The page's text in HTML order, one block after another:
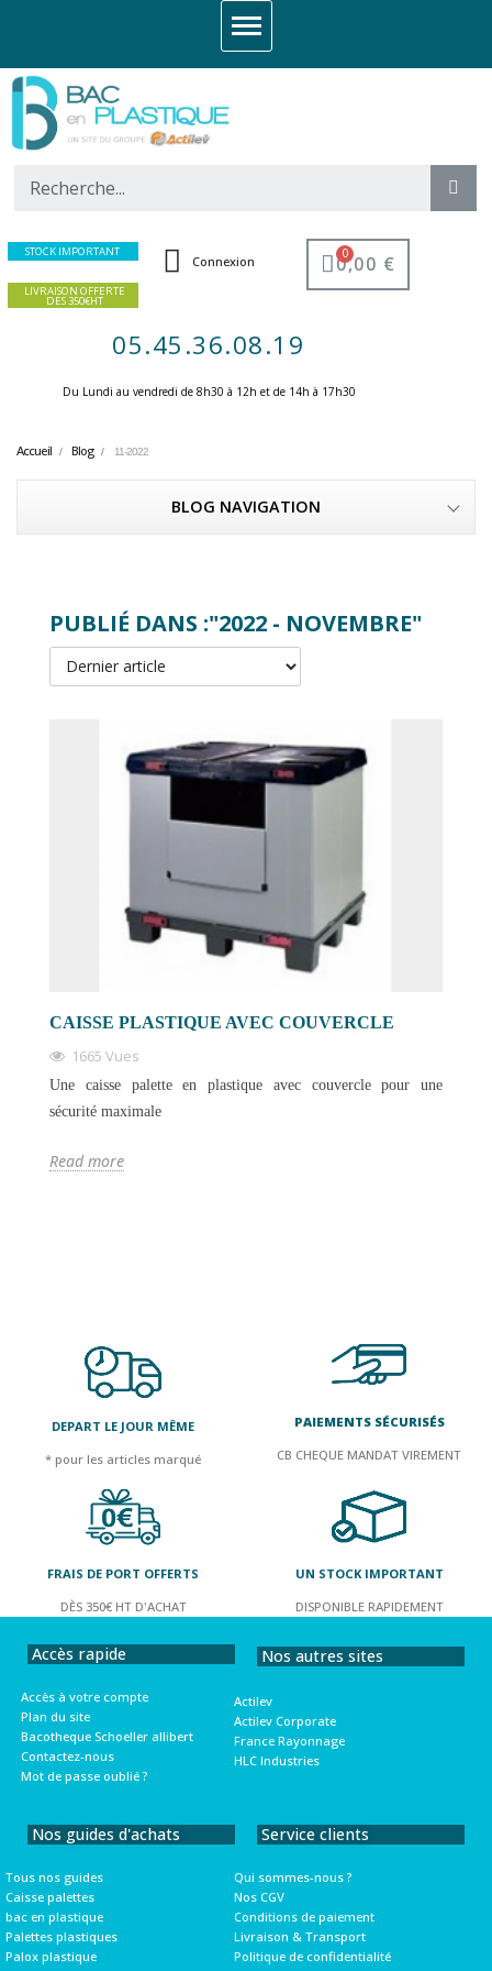
STOCK IMPORTANT
LIVRAISON OFFERTE
DES 350€HT
Connexion 0,00 €
05.45.36.08.19
Du Lundi au vendredi de 8h30 à 12h et de 14h à 17h30 ​
Accueil Blog 11-2022
BLOG NAVIGATION
PUBLIÉ DANS :"2022 - NOVEMBRE"
CAISSE PLASTIQUE AVEC COUVERCLE
1665 Vues
Une caisse palette en plastique avec couvercle pour une
sécurité maximale
Read more
DEPART LE JOUR MÊME
* pour les articles marqué
PAIEMENTS SÉCURISÉS
CB CHEQUE MANDAT VIREMENT
FRAIS DE PORT OFFERTS
DÈS 350€ HT D'ACHAT
UN STOCK IMPORTANT
DISPONIBLE RAPIDEMENT
Accès rapide
Accès à votre compte
Plan du site
Bacotheque Schoeller allibert
Contactez-nous
Mot de passe oublié ?
Nos autres sites
Actilev
Actilev Corporate
France Rayonnage
HLC Industries
Nos guides d'achats
Tous nos guides
Caisse palettes
bac en plastique
Palettes plastiques
Palox plastique
Service clients
Qui sommes-nous ?
Nos CGV
Conditions de paiement
Livraison & Transport
Politique de confidentialité